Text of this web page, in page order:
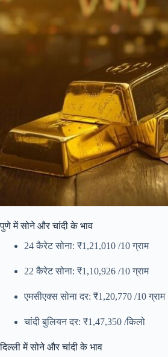
पुणे में सोने और चांदी के भाव
24 कैरेट सोना: ₹1,21,010 /10 ग्राम
22 कैरेट सोना: ₹1,10,926 /10 ग्राम
एमसीएक्स सोना दर: ₹1,20,770 /10 ग्राम
चांदी बुलियन दर: ₹1,47,350 /किलो
दिल्ली में सोने और चांदी के भाव